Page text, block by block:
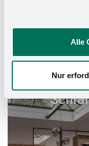
Alle
Nur